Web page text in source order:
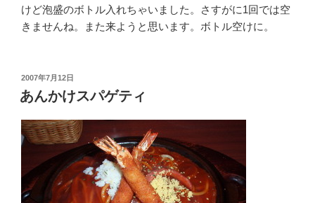
けど泡盛のボトル入れちゃいました。さすがに1回では空
きませんね。また来ようと思います。ボトル空けに。
投
稿
日:
2007年7月12日
あんかけスパゲティ